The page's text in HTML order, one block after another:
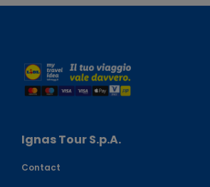
Ignas Tour S.p.A.
Contact